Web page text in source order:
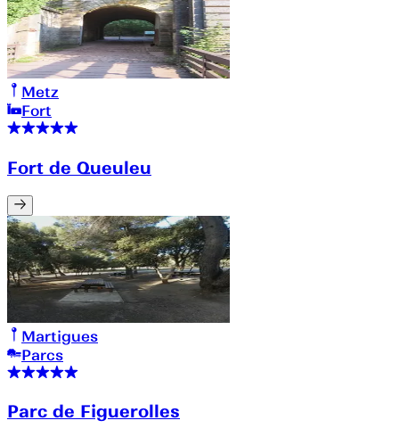
Metz
Fort
Fort de Queuleu
Martigues
Parcs
Parc de Figuerolles